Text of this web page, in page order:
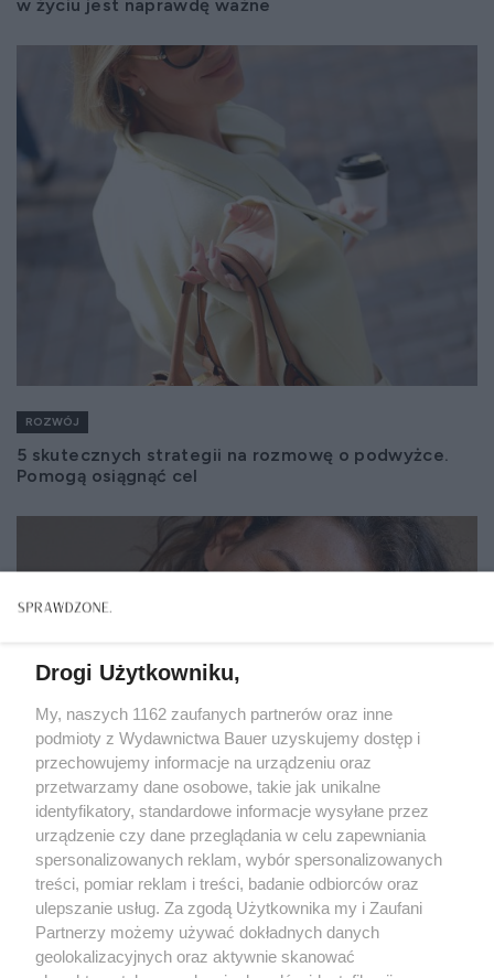
w życiu jest naprawdę ważne
ROZWÓJ
5 skutecznych strategii na rozmowę o podwyżce.
Pomogą osiągnąć cel
ROZWÓJ
Self care – to nowe podejście do życia, które
uszczęśliwia. Poznaj jego najważniejsze zasady
Drogi Użytkowniku,
My, naszych 1162 zaufanych partnerów oraz inne
podmioty z Wydawnictwa Bauer uzyskujemy dostęp i
przechowujemy informacje na urządzeniu oraz
przetwarzamy dane osobowe, takie jak unikalne
identyfikatory, standardowe informacje wysyłane przez
urządzenie czy dane przeglądania w celu zapewniania
spersonalizowanych reklam, wybór spersonalizowanych
treści, pomiar reklam i treści, badanie odbiorców oraz
ulepszanie usług. Za zgodą Użytkownika my i Zaufani
Partnerzy możemy używać dokładnych danych
geolokalizacyjnych oraz aktywnie skanować